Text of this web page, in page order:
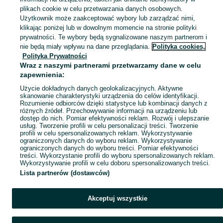
Sprzedaż sklejek budowlanych Dolnośląskie ▶️ Szeroki wybór produktów ✅ Nowe i używane w atrakcyjnych cenach ✌ Sprawdź oferty i kupuj tanio na OLX.pl!
Mapa kategorii
Mapa miejscowości
Mapa ministron
Popularne wyszukiwania
plikach cookie w celu przetwarzania danych osobowych.
Użytkownik może zaakceptować wybory lub zarządzać nimi,
klikając poniżej lub w dowolnym momencie na stronie polityki
prywatności. Te wybory będą sygnalizowane naszym partnerom i
nie będą miały wpływu na dane przeglądania. Polityka cookies,
Polityka Prywatności
Wraz z naszymi partnerami przetwarzamy dane w celu
zapewnienia:
Użycie dokładnych danych geolokalizacyjnych. Aktywne
skanowanie charakterystyki urządzenia do celów identyfikacji.
Rozumienie odbiorców dzięki statystyce lub kombinacji danych z
różnych źródeł. Przechowywanie informacji na urządzeniu lub
dostęp do nich. Pomiar efektywności reklam. Rozwój i ulepszanie
usług. Tworzenie profili w celu personalizacji treści. Tworzenie
profili w celu spersonalizowanych reklam. Wykorzystywanie
ograniczonych danych do wyboru reklam. Wykorzystywanie
ograniczonych danych do wyboru treści. Pomiar efektywności
treści. Wykorzystanie profili do wyboru spersonalizowanych reklam.
Wykorzystywanie profili w celu doboru spersonalizowanych treści.
Lista partnerów (dostawców)
Akceptuj wszystkie